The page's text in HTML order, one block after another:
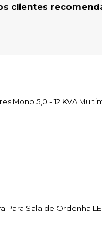
clientes
Mono 5,0 - 12 KVA
Para Sala de Ordenha